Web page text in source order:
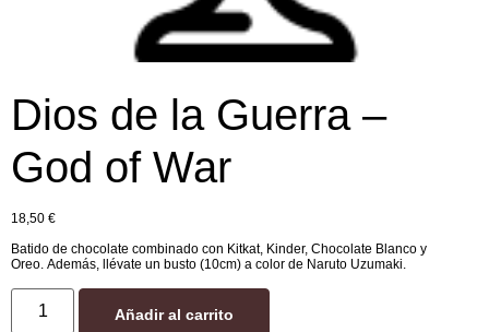
Dios de la Guerra –
God of War
18,50 €
Batido de chocolate combinado con Kitkat, Kinder, Chocolate Blanco y
Oreo. Además, llévate un busto (10cm) a color de Naruto Uzumaki.
Añadir al carrito